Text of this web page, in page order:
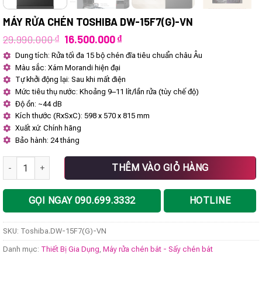
MÁY RỬA CHÉN TOSHIBA DW-15F7(G)-VN
29.990.000₫ Giá
gốc
là:
29.990.000 ₫.
16.500.000₫Giá
hiện
tại
16.500.000 ₫.
Dung tích: Rửa tối đa 15 bộ chén đĩa tiêu chuẩn châu Âu
Màu sắc: Xám Morandi hiện đại
Tự khởi động lại: Sau khi mất điện
Mức tiêu thụ nước: Khoảng 9–11 lít/lần rửa (tùy chế độ)
Độ ồn: ~44 dB
Kích thước (RxSxC): 598 x 570 x 815 mm
Xuất xứ: Chính hãng
Bảo hành: 24 tháng
Máy rửa chén Toshiba DW-15F7(G)-VN số lượng
THÊM VÀO GIỎ HÀNG
GỌI NGAY 090.699.3332 HOTLINE
SKU: Toshiba.DW-15F7(G)-VN
Danh mục: Thiết Bị Gia Dụng, Máy rửa chén bát - Sấy chén bát